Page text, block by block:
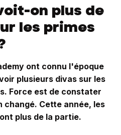
on plus de
les primes
ont connu l'époque
plusieurs divas sur les
Force est de constater
changé. Cette année, les
plus de la partie.